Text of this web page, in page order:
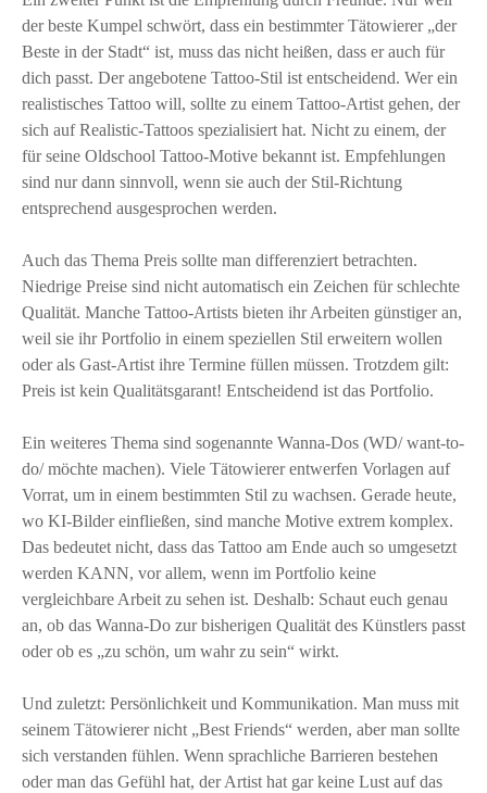
der beste Kumpel schwört, dass ein bestimmter Tätowierer „der
Beste in der Stadt“ ist, muss das nicht heißen, dass er auch für
dich passt. Der angebotene Tattoo-Stil ist entscheidend. Wer ein
realistisches Tattoo will, sollte zu einem Tattoo-Artist gehen, der
sich auf Realistic-Tattoos spezialisiert hat. Nicht zu einem, der
für seine Oldschool Tattoo-Motive bekannt ist. Empfehlungen
sind nur dann sinnvoll, wenn sie auch der Stil-Richtung
entsprechend ausgesprochen werden.
Auch das Thema Preis sollte man differenziert betrachten.
Niedrige Preise sind nicht automatisch ein Zeichen für schlechte
Qualität. Manche Tattoo-Artists bieten ihr Arbeiten günstiger an,
weil sie ihr Portfolio in einem speziellen Stil erweitern wollen
oder als Gast-Artist ihre Termine füllen müssen. Trotzdem gilt:
Preis ist kein Qualitätsgarant! Entscheidend ist das Portfolio.
Ein weiteres Thema sind sogenannte Wanna-Dos (WD/ want-to-
do/ möchte machen). Viele Tätowierer entwerfen Vorlagen auf
Vorrat, um in einem bestimmten Stil zu wachsen. Gerade heute,
wo KI-Bilder einfließen, sind manche Motive extrem komplex.
Das bedeutet nicht, dass das Tattoo am Ende auch so umgesetzt
werden KANN, vor allem, wenn im Portfolio keine
vergleichbare Arbeit zu sehen ist. Deshalb: Schaut euch genau
an, ob das Wanna-Do zur bisherigen Qualität des Künstlers passt
oder ob es „zu schön, um wahr zu sein“ wirkt.
Und zuletzt: Persönlichkeit und Kommunikation. Man muss mit
seinem Tätowierer nicht „Best Friends“ werden, aber man sollte
sich verstanden fühlen. Wenn sprachliche Barrieren bestehen
oder man das Gefühl hat, der Artist hat gar keine Lust auf das